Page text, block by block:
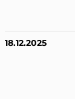
18.12.2025